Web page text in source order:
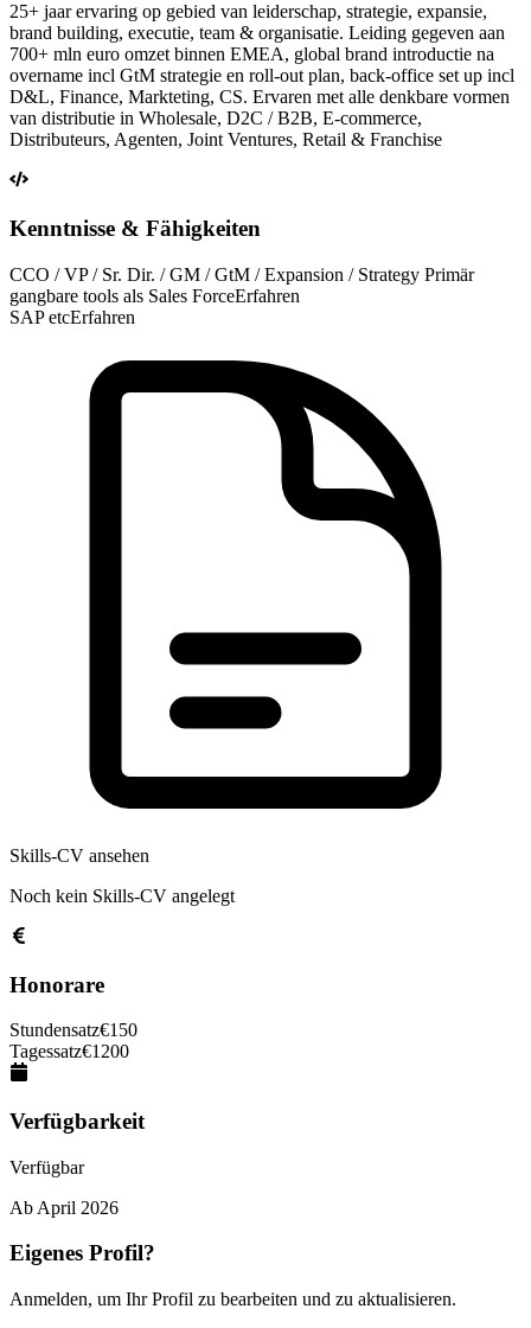
25+ jaar ervaring op gebied van leiderschap, strategie, expansie,
brand building, executie, team & organisatie. Leiding gegeven aan
700+ mln euro omzet binnen EMEA, global brand introductie na
overname incl GtM strategie en roll-out plan, back-office set up incl
D&L, Finance, Markteting, CS. Ervaren met alle denkbare vormen
van distributie in Wholesale, D2C / B2B, E-commerce,
Distributeurs, Agenten, Joint Ventures, Retail & Franchise
Kenntnisse & Fähigkeiten
CCO / VP / Sr. Dir. / GM / GtM / Expansion / Strategy Primär
gangbare tools als Sales ForceErfahren
SAP etcErfahren
Skills-CV ansehen
Noch kein Skills-CV angelegt
Honorare
Stundensatz€150
Tagessatz€1200
Verfügbarkeit
Verfügbar
Ab April 2026
Eigenes Profil?
Anmelden, um Ihr Profil zu bearbeiten und zu aktualisieren.